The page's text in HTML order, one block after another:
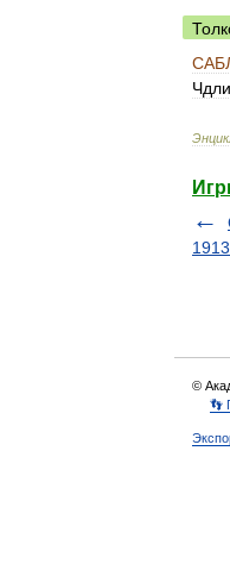
1913
©
👣